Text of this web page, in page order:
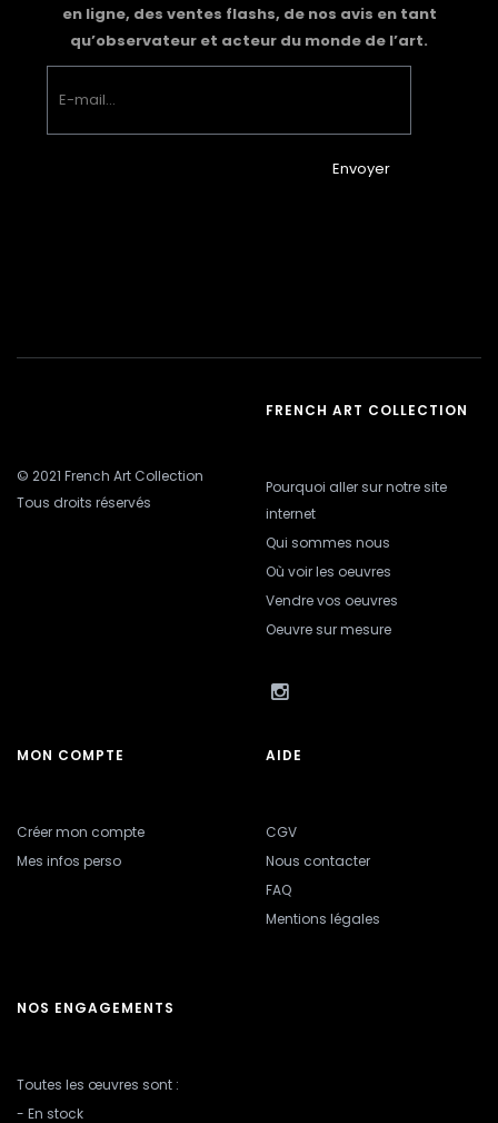
en ligne, des ventes flashs, de nos avis en tant
qu’observateur et acteur du monde de l’art.
Envoyer
© 2021 French Art Collection
Tous droits réservés
FRENCH ART COLLECTION
Pourquoi aller sur notre site
internet
Qui sommes nous
Où voir les oeuvres
Vendre vos oeuvres
Oeuvre sur mesure
MON COMPTE
Créer mon compte
Mes infos perso
AIDE
CGV
Nous contacter
FAQ
Mentions légales
NOS ENGAGEMENTS
Toutes les œuvres sont :
- En stock